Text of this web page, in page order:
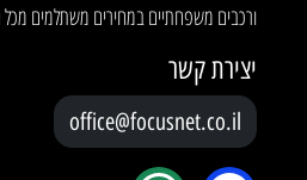
ורכבים משפחתיים במחירים משתלמים מכל
יצירת קשר
office@focusnet.co.il